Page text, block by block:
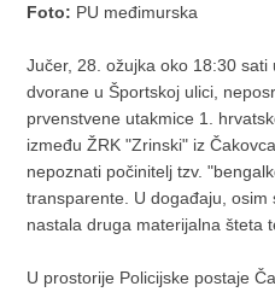
Foto: PU međimurska
Jučer, 28. ožujka oko 18:30
dvorane u Športskoj ulici,
prvenstvene utakmice 1.
između ŽRK "Zrinski" iz
nepoznati počinitelj tzv.
transparente. U događaju,
nastala druga materijalna šteta
U prostorije Policijske postaje